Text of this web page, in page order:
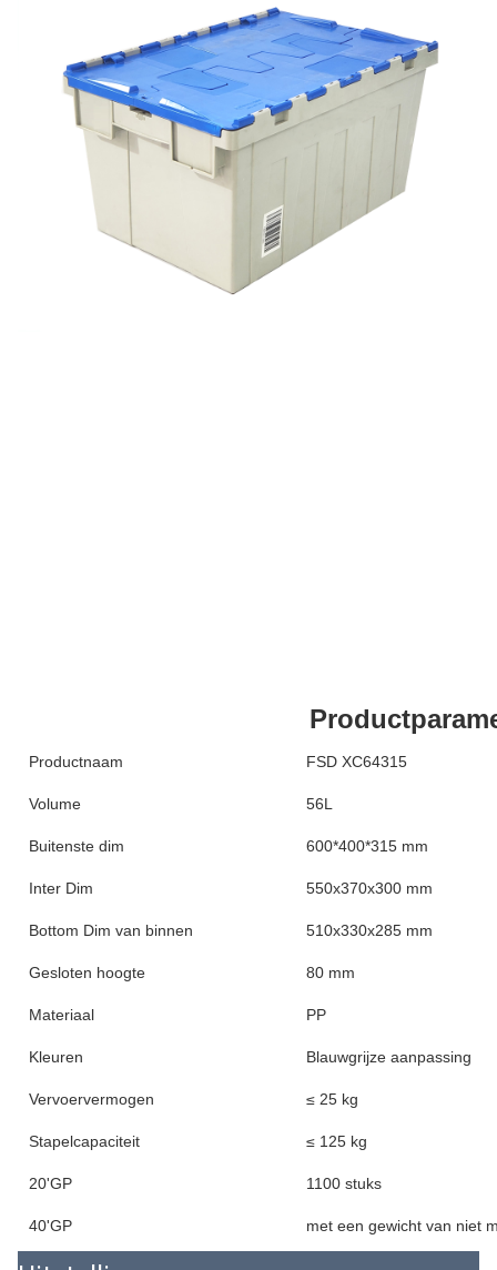
Productnaam FSD XC64315
Volume 56L
Buitenste dim 600*400*315 mm
Inter Dim 550x370x300 mm
Bottom Dim van binnen 510x330x285 mm
Gesloten hoogte 80 mm
Materiaal PP
Kleuren Blauwgrijze aanpassing
Vervoervermogen ≤ 25 kg
Stapelcapaciteit ≤ 125 kg
20'GP 1100 stuks
40'GP met een gewicht van niet